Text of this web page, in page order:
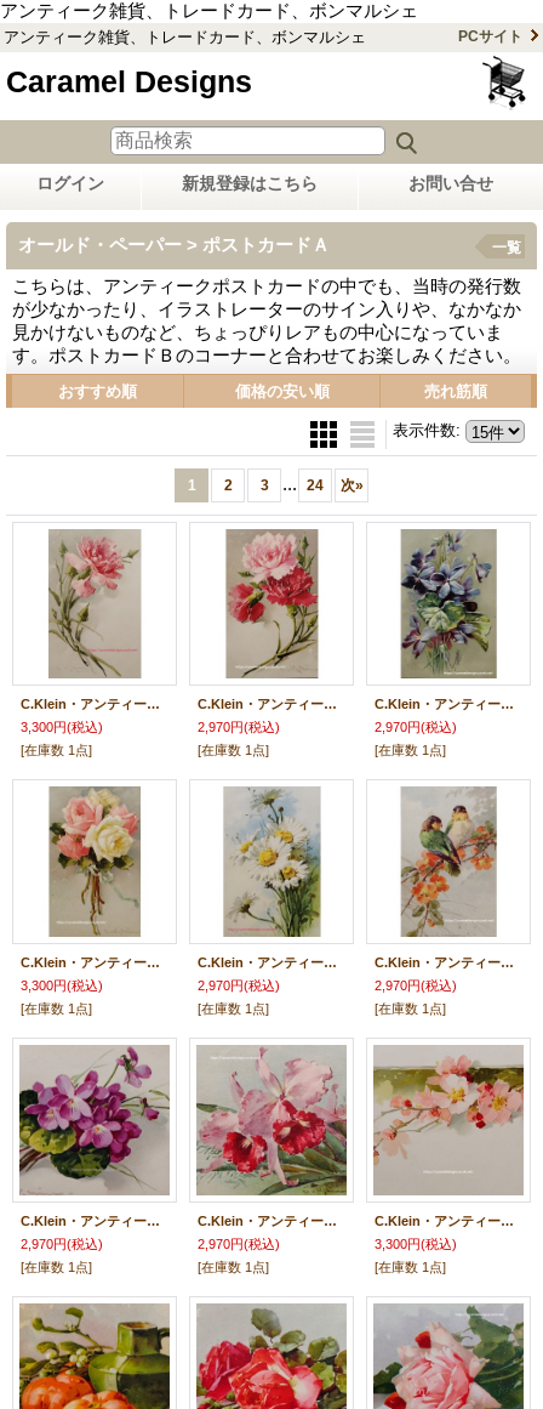
アンティーク雑貨、トレードカード、ボンマルシェ
アンティーク雑貨、トレードカード、ボンマルシェ PCサイト
Caramel Designs
ログイン 新規登録はこちら お問い合せ
オールド・ペーパー > ポストカードＡ
こちらは、アンティークポストカードの中でも、当時の発行数
が少なかったり、イラストレーターのサイン入りや、なかなか
見かけないものなど、ちょっぴりレアもの中心になっていま
す。ポストカードＢのコーナーと合わせてお楽しみください。
一覧
おすすめ順 価格の安い順 売れ筋順
表示件数:
1 2 3 ... 24 次»
C.Klein・アンティーク・ポストカード、カーネーション
3,300円(税込)
[在庫数 1点]
C.Klein・アンティーク・ポストカード、カーネーション
2,970円(税込)
[在庫数 1点]
C.Klein・アンティーク・ポストカード、すみれ
2,970円(税込)
[在庫数 1点]
C.Klein・アンティーク・ポストカード、薔薇のブーケ
3,300円(税込)
[在庫数 1点]
C.Klein・アンティーク・ポストカード、マーガレット
2,970円(税込)
[在庫数 1点]
C.Klein・アンティーク・ポストカード、インコ
2,970円(税込)
[在庫数 1点]
C.Klein・アンティーク・ポストカード、すみれ
2,970円(税込)
[在庫数 1点]
C.Klein・アンティーク・ポストカード、カトレア
2,970円(税込)
[在庫数 1点]
C.Klein・アンティーク・ポストカード、アプリコット
3,300円(税込)
[在庫数 1点]